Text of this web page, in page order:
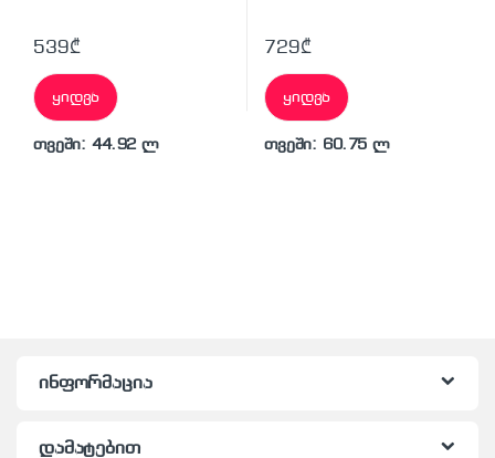
539₾
ყიდვა
თვეში: 44.92 ლ
729₾
ყიდვა
თვეში: 60.75 ლ
ინფორმაცია
დამატებით